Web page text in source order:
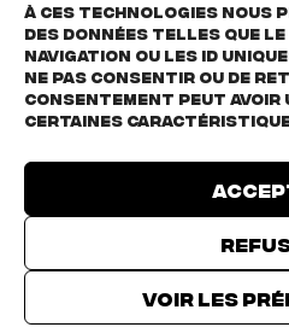
à ces technologies
des données telles que
navigation ou les ID
ne pas consentir ou de
consentement peut
certaines
Voir les
Avec près de 30 ans de
d’auditeurs mensuels sur
musicale européenne,